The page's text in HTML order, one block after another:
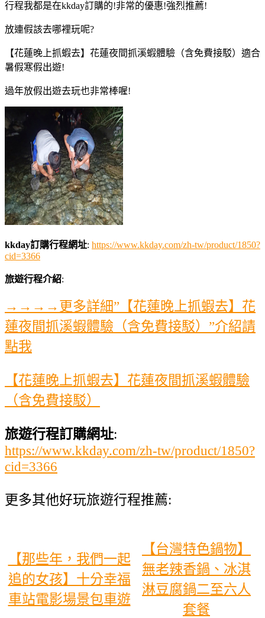
行程我都是在kkday訂購的!非常的優惠!強烈推薦!
放連假該去哪裡玩呢?
【花蓮晚上抓蝦去】花蓮夜間抓溪蝦體驗（含免費接駁）適合
暑假寒假出遊!
過年放假出遊去玩也非常棒喔!
kkday訂購行程網址: https://www.kkday.com/zh-tw/product/1850?
cid=3366
旅遊行程介紹:
→→→→更多詳細”【花蓮晚上抓蝦去】花
蓮夜間抓溪蝦體驗（含免費接駁）”介紹請
點我
【花蓮晚上抓蝦去】花蓮夜間抓溪蝦體驗
（含免費接駁）
旅遊行程訂購網址:
https://www.kkday.com/zh-tw/product/1850?
cid=3366
更多其他好玩旅遊行程推薦:
【那些年，我們一起
追的女孩】十分幸福
車站電影場景包車遊
【台灣特色鍋物】
無老辣香鍋、冰淇
淋豆腐鍋二至六人
套餐